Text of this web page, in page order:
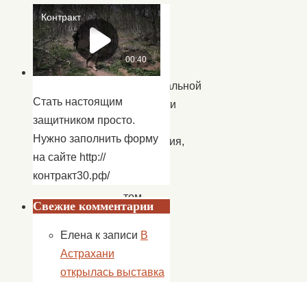
люди
знают
и
о
потенциальной
опасности
любого
возгорания,
том,
как
следует
себя
Стать настоящим
защитником просто.
Нужно заполнить форму
на сайте http://
контракт30.рф/
Свежие комментарии
Елена к записи В
Астрахани
открылась выставка